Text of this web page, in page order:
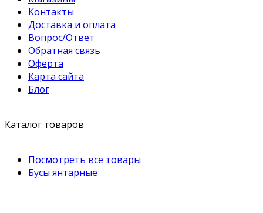
Контакты
Доставка и оплата
Вопрос/Ответ
Обратная связь
Оферта
Карта сайта
Блог
Каталог товаров
Посмотреть все товары
Бусы янтарные